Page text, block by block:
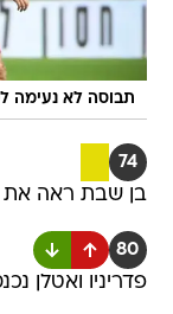
תבוסה לא נעימה
74
בן שבת ראה את
80
פדריניו ואטלן